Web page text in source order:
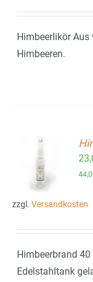
Himbeerlikör
Himbeeren.
zzgl. Versandkosten
Himbeerbrand
Edelstahltank